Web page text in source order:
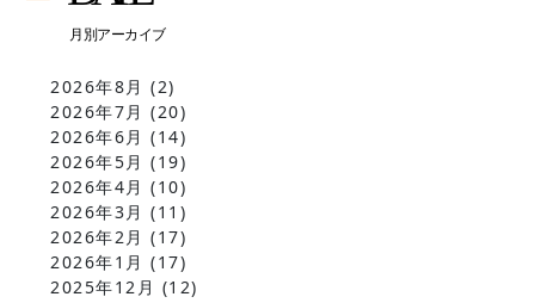
2026年8月 (2)
2026年7月 (20)
2026年6月 (14)
2026年5月 (19)
2026年4月 (10)
2026年3月 (11)
2026年2月 (17)
2026年1月 (17)
2025年12月 (12)